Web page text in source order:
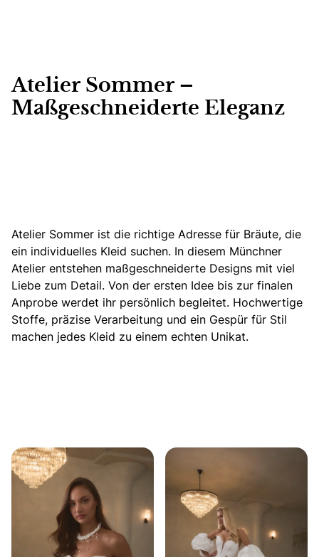
Atelier Sommer –
Maßgeschneiderte Eleganz
Atelier Sommer ist die richtige Adresse für Bräute, die
ein individuelles Kleid suchen. In diesem Münchner
Atelier entstehen maßgeschneiderte Designs mit viel
Liebe zum Detail. Von der ersten Idee bis zur finalen
Anprobe werdet ihr persönlich begleitet. Hochwertige
Stoffe, präzise Verarbeitung und ein Gespür für Stil
machen jedes Kleid zu einem echten Unikat.